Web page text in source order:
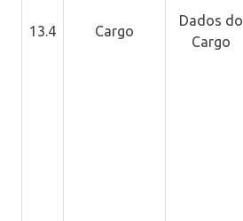
13.4 Cargo
Dados do
Cargo